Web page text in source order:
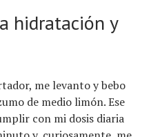
hidratación y
me levanto y bebo
de medio limón. Ese
con mi dosis diaria